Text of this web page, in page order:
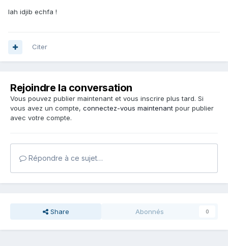
lah idjib echfa !
Citer
Rejoindre la conversation
Vous pouvez publier maintenant et vous inscrire plus tard. Si
vous avez un compte, connectez-vous maintenant pour publier
avec votre compte.
Répondre à ce sujet…
Share Abonnés 0